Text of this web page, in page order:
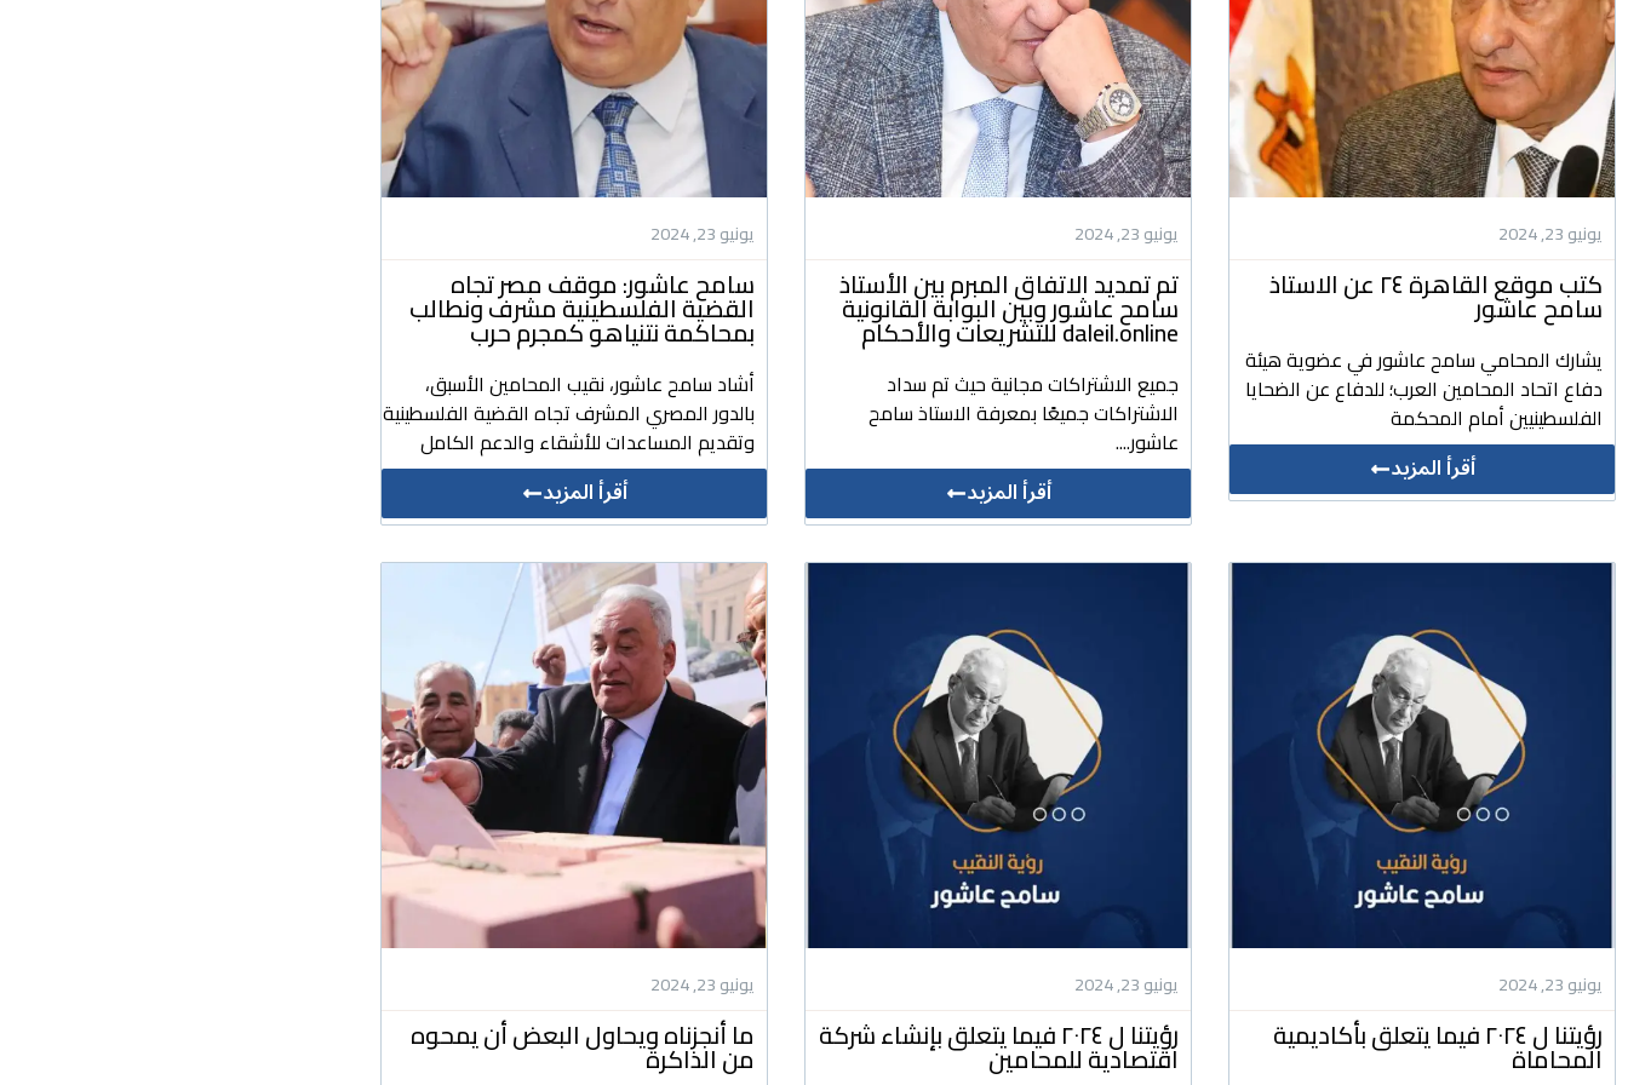
يونيو 23, 2024
كتب موقع القاهرة ٢٤ عن الاستاذ
سامح عاشور
يشارك المحامي سامح عاشور في عضوية هيئة
دفاع اتحاد المحامين العرب؛ للدفاع عن الضحايا
الفلسطينيين أمام المحكمة
أقرأ المزيد
يونيو 23, 2024
تم تمديد الاتفاق المبرم بين الأستاذ
سامح عاشور وبين البوابة القانونية
daleil.online للتشريعات والأحكام
جميع الاشتراكات مجانية حيث تم سداد
الاشتراكات جميعًا بمعرفة الاستاذ سامح
عاشور....
أقرأ المزيد
يونيو 23, 2024
سامح عاشور: موقف مصر تجاه
القضية الفلسطينية مشرف ونطالب
بمحاكمة نتنياهو كمجرم حرب
أشاد سامح عاشور، نقيب المحامين الأسبق،
بالدور المصري المشرف تجاه القضية الفلسطينية
وتقديم المساعدات للأشقاء والدعم الكامل
أقرأ المزيد
يونيو 23, 2024
رؤيتنا ل ٢٠٢٤ فيما يتعلق بأكاديمية
المحاماة
يونيو 23, 2024
رؤيتنا ل ٢٠٢٤ فيما يتعلق بإنشاء شركة
اقتصادية للمحامين
يونيو 23, 2024
ما أنجزناه ويحاول البعض أن يمحوه
من الذاكرة